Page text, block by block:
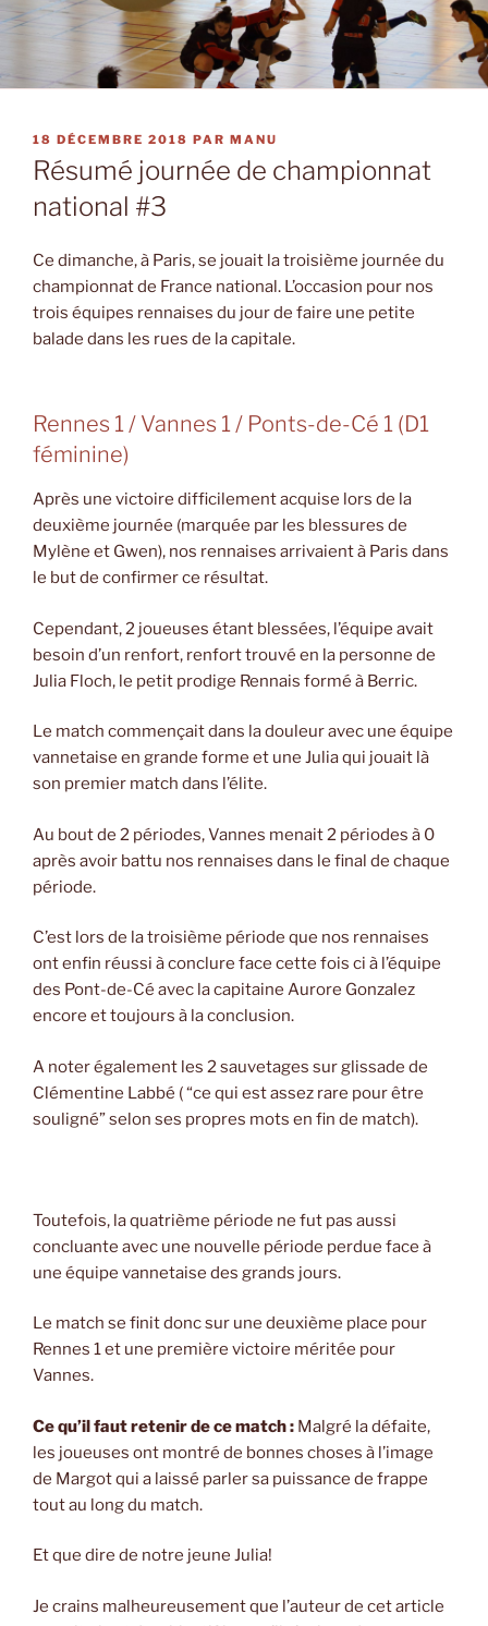
PUBLIÉ
LE
18 DÉCEMBRE 2018 PAR MANU
Résumé journée de championnat
national #3
Ce dimanche, à Paris, se jouait la troisième journée du
championnat de France national. L’occasion pour nos
trois équipes rennaises du jour de faire une petite
balade dans les rues de la capitale.
Rennes 1 / Vannes 1 / Ponts-de-Cé 1 (D1
féminine)
Après une victoire difficilement acquise lors de la
deuxième journée (marquée par les blessures de
Mylène et Gwen), nos rennaises arrivaient à Paris dans
le but de confirmer ce résultat.
Cependant, 2 joueuses étant blessées, l’équipe avait
besoin d’un renfort, renfort trouvé en la personne de
Julia Floch, le petit prodige Rennais formé à Berric.
Le match commençait dans la douleur avec une équipe
vannetaise en grande forme et une Julia qui jouait là
son premier match dans l’élite.
Au bout de 2 périodes, Vannes menait 2 périodes à 0
après avoir battu nos rennaises dans le final de chaque
période.
C’est lors de la troisième période que nos rennaises
ont enfin réussi à conclure face cette fois ci à l’équipe
des Pont-de-Cé avec la capitaine Aurore Gonzalez
encore et toujours à la conclusion.
A noter également les 2 sauvetages sur glissade de
Clémentine Labbé ( “ce qui est assez rare pour être
souligné” selon ses propres mots en fin de match).
Toutefois, la quatrième période ne fut pas aussi
concluante avec une nouvelle période perdue face à
une équipe vannetaise des grands jours.
Le match se finit donc sur une deuxième place pour
Rennes 1 et une première victoire méritée pour
Vannes.
Ce qu’il faut retenir de ce match : Malgré la défaite,
les joueuses ont montré de bonnes choses à l’image
de Margot qui a laissé parler sa puissance de frappe
tout au long du match.
Et que dire de notre jeune Julia!
Je crains malheureusement que l’auteur de cet article